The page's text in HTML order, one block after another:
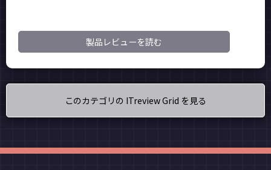
製品レビューを読む
このカテゴリの ITreview Grid を見る